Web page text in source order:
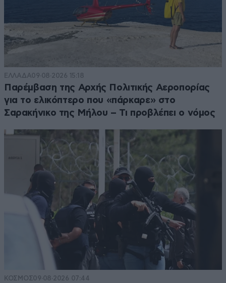
ΕΛΛΑΔΑ09·08·2026 15:18
Παρέμβαση της Αρχής Πολιτικής Αεροπορίας
για το ελικόπτερο που «πάρκαρε» στο
Σαρακήνικο της Μήλου – Τι προβλέπει ο νόμος
ΚΟΣΜΟΣ09·08·2026 07:44